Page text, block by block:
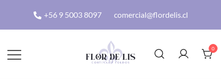
+56 9 5003 8097 comercial@flordelis.cl
0